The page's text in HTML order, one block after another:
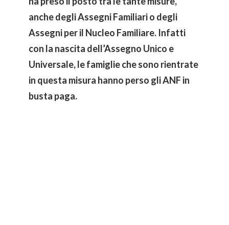
anche degli Assegni Familiari o degli
Assegni per il Nucleo Familiare. Infatti
con la nascita dell’Assegno Unico e
Universale, le famiglie che sono rientrate
in questa misura hanno perso gli ANF in
busta paga.